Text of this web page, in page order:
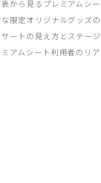
から見るプレミアムシ
な限定オリジナルグッズ
サートの見え方とステー
ミアムシート利用者のリ